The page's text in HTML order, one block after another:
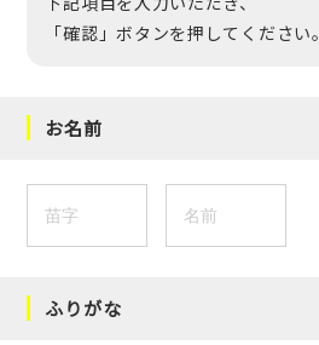
「確認」ボタンを押してください。
お名前
ふりがな